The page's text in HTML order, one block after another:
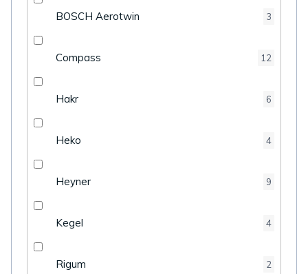
BOSCH Aerotwin 3
Compass 12
Hakr 6
Heko 4
Heyner 9
Kegel 4
Rigum 2